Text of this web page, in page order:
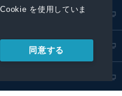
を使用していま
同意する
プライバシーポリシー
プレスリリース取扱基準